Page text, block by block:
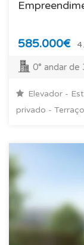
585.000€
0° andar de
Elevador -
privado -